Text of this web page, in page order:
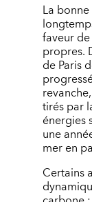
La
faveur
propres.
de Paris
tirés par
énergies
une
mer en
Certains